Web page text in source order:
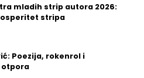
mladih strip autora 2026:
stripa
Poezija, rokenrol i